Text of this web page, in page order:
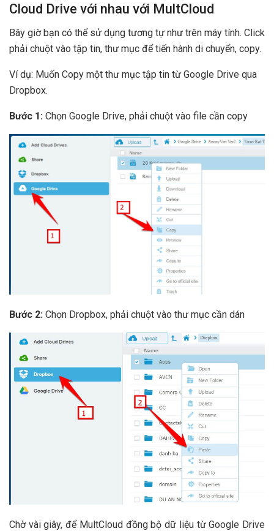
Cloud Drive với nhau với MultCloud
Bây giờ bạn có thể sử dụng tương tự như trên máy tính. Click
phải chuột vào tập tin, thư mục để tiến hành di chuyển, copy.
Ví dụ: Muốn Copy một thư mục tập tin từ Google Drive qua
Dropbox.
Bước 1: Chọn Google Drive, phải chuột vào file cần copy
Bước 2: Chọn Dropbox, phải chuột vào thư mục cần dán
Chờ vài giây, để MultCloud đồng bộ dữ liệu từ Google Drive